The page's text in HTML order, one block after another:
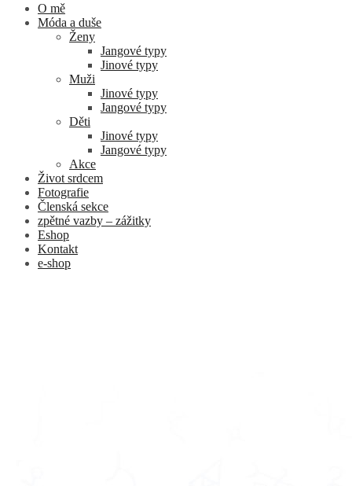
O mě
Móda a duše
Ženy
Jangové typy
Jinové typy
Muži
Jinové typy
Jangové typy
Děti
Jinové typy
Jangové typy
Akce
Život srdcem
Fotografie
Členská sekce
zpětné vazby – zážitky
Eshop
Kontakt
e-shop